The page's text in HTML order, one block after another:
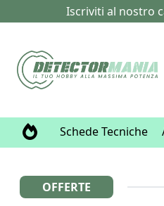
Iscriviti al nostro
Schede Tecniche
OFFERTE